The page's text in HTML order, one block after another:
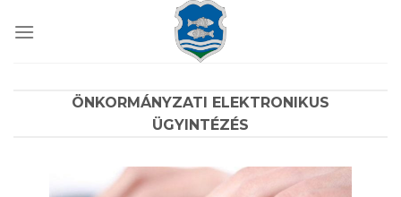
ÖNKORMÁNYZATI ELEKTRONIKUS
ÜGYINTÉZÉS